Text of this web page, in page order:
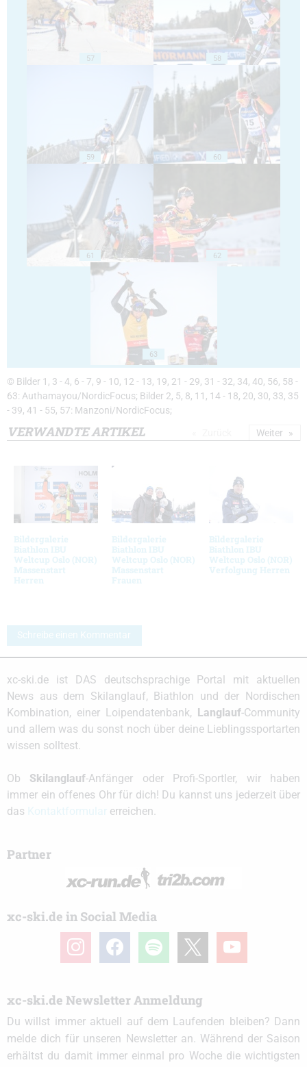
57 58
59 60
61 62
63
© Bilder 1, 3 - 4, 6 - 7, 9 - 10, 12 - 13, 19, 21 - 29, 31 - 32, 34, 40, 56, 58 -
63: Authamayou/NordicFocus; Bilder 2, 5, 8, 11, 14 - 18, 20, 30, 33, 35
- 39, 41 - 55, 57: Manzoni/NordicFocus;
VERWANDTE ARTIKEL
Bildergalerie
Biathlon IBU
Weltcup Oslo (NOR)
Massenstart
Herren
Bildergalerie
Biathlon IBU
Weltcup Oslo (NOR)
Massenstart
Frauen
Bildergalerie
Biathlon IBU
Weltcup Oslo (NOR)
Verfolgung Herren
Weiter
Schreibe einen Kommentar
xc-ski.de ist DAS deutschsprachige Portal mit aktuellen
News aus dem Skilanglauf, Biathlon und der Nordischen
Kombination, einer Loipendatenbank,
Langlauf-Community
und allem was du sonst noch über deine Lieblingssportarten
wissen solltest.
Ob Skilanglauf-Anfänger oder Profi-Sportler, wir haben
immer ein offenes Ohr für dich! Du kannst uns jederzeit über
das
erreichen.
Partner
xc-ski.de in Social Media
instagramfacebook spotify youtube
xc-ski.de Newsletter Anmeldung
Du willst immer aktuell auf dem Laufenden bleiben? Dann
melde dich für unseren Newsletter an. Während der Saison
erhältst du damit immer einmal pro Woche die wichtigsten